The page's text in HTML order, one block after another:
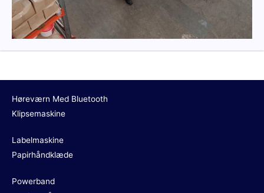
Høreværn Med Bluetooth
Klipsemaskine
Labelmaskine
Papirhåndklæde
Powerband